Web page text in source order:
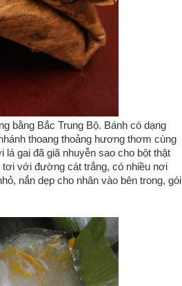
bằng Bắc Trung Bộ. Bánh có dạng
thoang thoảng hương thơm cùng
gai đã giã nhuyễn sao cho bột thật
tơi với đường cát trắng, có nhiều nơi
nắn dẹp cho nhân vào bên trong, gói